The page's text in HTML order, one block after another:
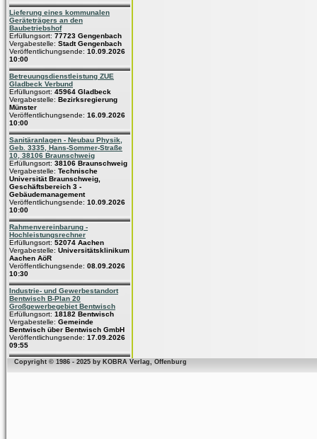
Lieferung eines kommunalen
Geräteträgers an den
Baubetriebshof
Erfüllungsort: 77723 Gengenbach
Vergabestelle: Stadt Gengenbach
Veröffentlichungsende: 10.09.2026
10:00
Betreuungsdienstleistung ZUE
Gladbeck Verbund
Erfüllungsort: 45964 Gladbeck
Vergabestelle: Bezirksregierung
Münster
Veröffentlichungsende: 16.09.2026
10:00
Sanitäranlagen - Neubau Physik,
Geb. 3335, Hans-Sommer-Straße
10, 38106 Braunschweig
Erfüllungsort: 38106 Braunschweig
Vergabestelle: Technische
Universität Braunschweig,
Geschäftsbereich 3 -
Gebäudemanagement
Veröffentlichungsende: 10.09.2026
10:00
Rahmenvereinbarung -
Hochleistungsrechner
Erfüllungsort: 52074 Aachen
Vergabestelle: Universitätsklinikum
Aachen AöR
Veröffentlichungsende: 08.09.2026
10:30
Industrie- und Gewerbestandort
Bentwisch B-Plan 20
Großgewerbegebiet Bentwisch
Erfüllungsort: 18182 Bentwisch
Vergabestelle: Gemeinde
Bentwisch über Bentwisch GmbH
Veröffentlichungsende: 17.09.2026
09:55
Copyright © 1986 - 2025 by KOBRA Verlag, Offenburg